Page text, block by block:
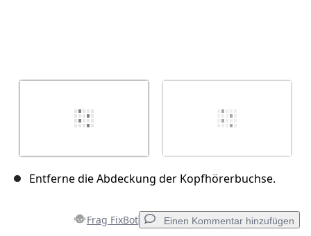
Entferne die Abdeckung der Kopfhörerbuchse.
Frag FixBot Einen Kommentar hinzufügen